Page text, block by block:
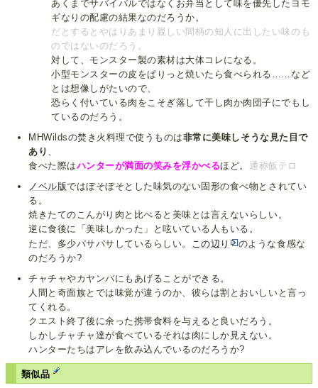
あくまでサバイバルではなくお弁当として味を優先したヨモ
ギなりの配慮の結果なのだろうか。
だとするとやはりあまり親しい間柄の知人に出したい味のも
のではないのだろう。
対して、モンスター製の素材は大体コレになる。
小型モンスターの皮をぱりっと焼いたら食べられる……など
とは想像しがたいので、
恐らく付いている肉をこそぎ落して干し肉か肉団子にでもし
ているのだろう。
MHWildsの焚き火料理で使うものは非常に美味しそうな見た目で
あり
食べた際はハンターが満面の笑みを浮かべるほど。 通称飯テロ
ノベル版ではぼそぼそとした味気のない固形の食べ物とされてい
る。
焼きたてのこんがり肉と比べると美味とは言えないらしい。
逆に食後に「美味しかった」と呟いている人もいる。
ただ、多少パサパサしているらしい。
この辺り
のような食感な
のだろうか?
チャチャやカヤンバにもあげることができる。
人間と奇面族とでは味覚が違うのか、彼らは割とおいしいと言っ
てくれる。
クエスト終了後に余った携帯食料を与えると良いだろう。
しかしチャチャ達が食べているそれは肉にしか見えない。
ハンターたちはアレを飲み込んでいるのだろうか?
類似品